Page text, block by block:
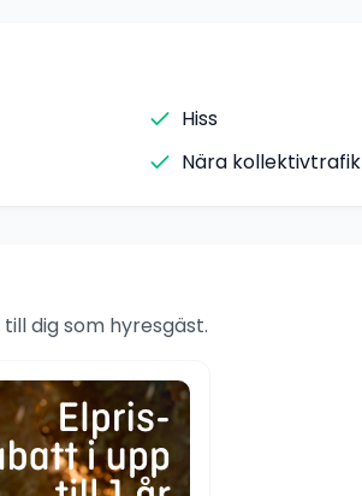
Hiss
Nära kollektivtrafik
dig som hyresgäst.